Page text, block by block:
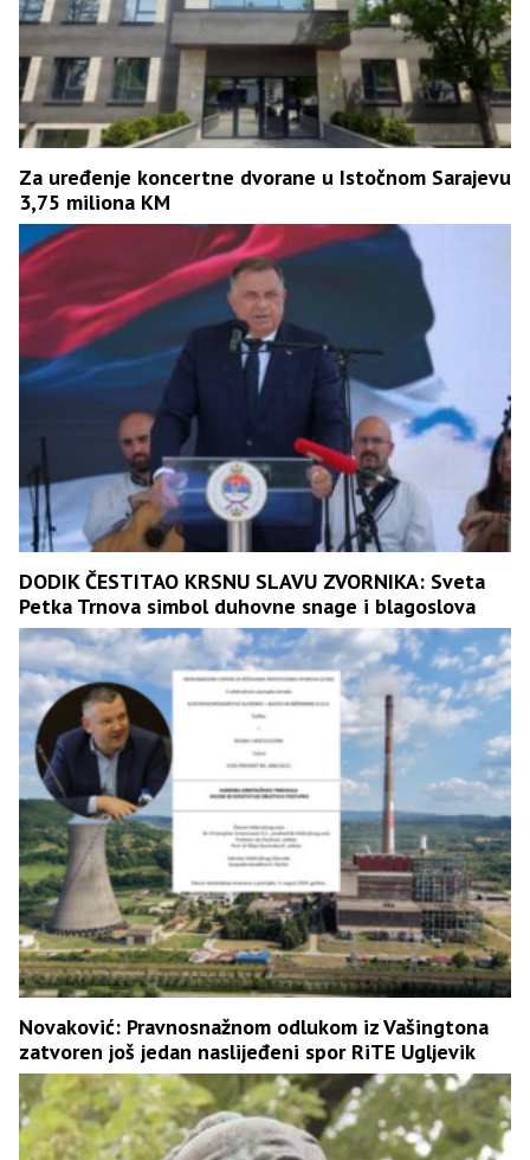
Za uređenje koncertne dvorane u Istočnom Sarajevu
3,75 miliona KM
DODIK ČESTITAO KRSNU SLAVU ZVORNIKA: Sveta
Petka Trnova simbol duhovne snage i blagoslova
Novaković: Pravnosnažnom odlukom iz Vašingtona
zatvoren još jedan naslijeđeni spor RiTE Ugljevik